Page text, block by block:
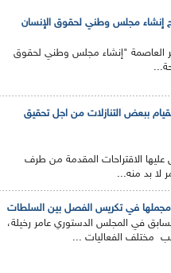
إنشاء مجلس وطني لحقوق الإنسان
العاصمة "إنشاء مجلس وطني لحقوق
ببعض التنازلات من اجل تحقيق
الاقتراحات المقدمة من طرف
لا بد منه...
مجملها في تكريس الفصل بين السلطات
في المجلس الدستوري عامر رخيلة،
مختلف الفعاليات ...